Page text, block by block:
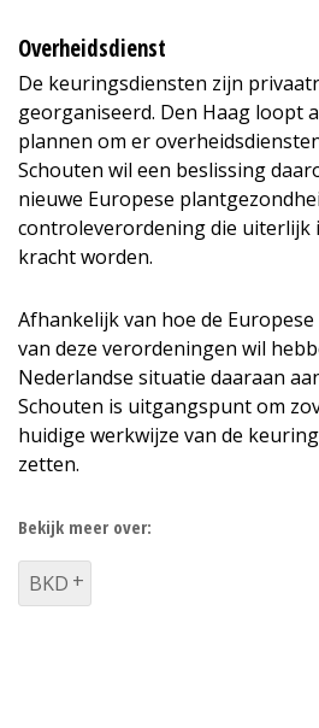
Overheidsdienst
De keuringsdiensten zijn
georganiseerd. Den Haag loopt
plannen om er
Schouten wil een beslissing
nieuwe Europese
controleverordening die uiterlijk
kracht worden.
Afhankelijk van hoe de
van deze verordeningen wil
Nederlandse situatie daaraan
Schouten is uitgangspunt om
huidige werkwijze van de
zetten.
Bekijk meer over:
BKD